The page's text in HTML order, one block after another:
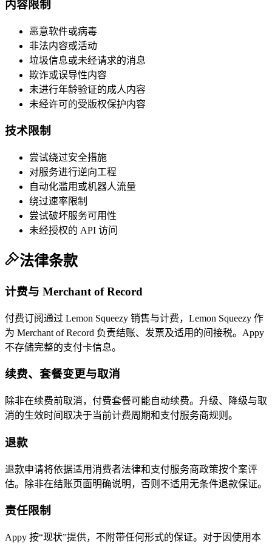
内容限制
恶意软件或病毒
非法内容或活动
垃圾信息或未经请求的消息
欺诈或误导性内容
未进行年龄验证的成人内容
未经许可的受版权保护内容
技术限制
尝试绕过安全措施
对服务进行逆向工程
自动化滥用或机器人流量
绕过速率限制
尝试破坏服务可用性
未经授权的 API 访问
法律条款
计费与 Merchant of Record
付费订阅通过 Lemon Squeezy 销售与计费，Lemon Squeezy 作
为 Merchant of Record 负责结账、发票及适用的间接税。Appy
不存储完整的支付卡信息。
续费、套餐变更与取消
除非在续费前取消，付费套餐可能自动续费。升级、降级与取
消的生效时间取决于当前计费周期和支付服务商规则。
退款
退款申请将依据适用消费者法律和支付服务商政策按个案评
估。除非在结账页面明确说明，否则不适用无条件退款保证。
责任限制
Appy 按“现状”提供，不附带任何形式的保证。对于因使用本